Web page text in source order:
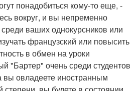
понадобиться кому-то еще, -
вокруг, и вы непременно
среди ваших однокурсников или
французский или повысить
в обмен на уроки
"Бартер" очень среди студентов
вы овладеете иностранным